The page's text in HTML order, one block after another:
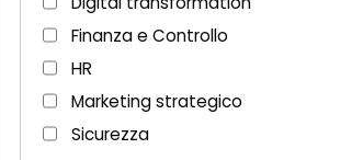
Finanza e Controllo
HR
Marketing strategico
Sicurezza